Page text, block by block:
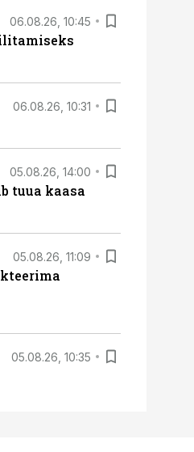
06.08.26, 10:45
06.08.26, 10:31
05.08.26, 14:00
tuua kaasa
05.08.26, 11:09
05.08.26, 10:35